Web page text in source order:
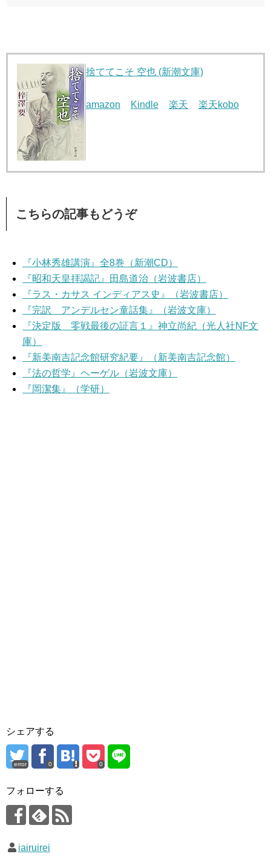
捨ててこそ 空也 (新潮文庫)
amazon Kindle 楽天 楽天kobo
こちらの記事もどうぞ
『小林秀雄講演』全8巻（新潮CD）
『昭和天皇拝謁記』田島道治（岩波書店）
『ラス・カサス インディアス史』（岩波書店）
『完訳 アンデルセン童話集』（岩波文庫）
『決定版 零戦最後の証言１』神立尚紀（光人社NF文
庫）
『新美南吉記念館研究紀要』（新美南吉記念館）
『法の哲学』ヘーゲル（岩波文庫）
『岡潔集』（学研）
シェアする
error 0 0
フォローする
iairuirei